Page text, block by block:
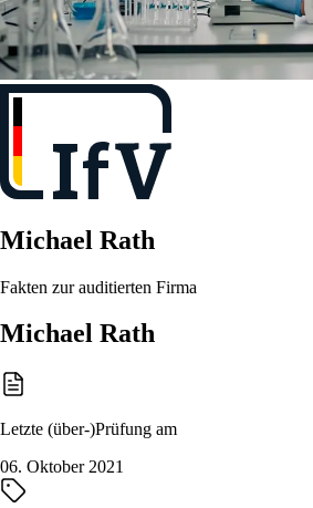
Michael Rath
Fakten zur auditierten Firma
Michael Rath
Letzte (über-)Prüfung am
06. Oktober 2021